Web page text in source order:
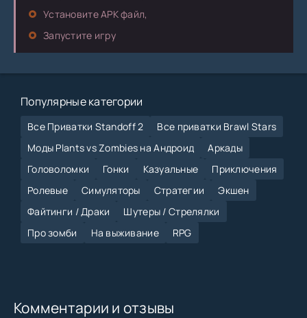
Установите APK файл,
Запустите игру
Популярные категории
Все Приватки Standoff 2
Все приватки Brawl Stars
Моды Plants vs Zombies на Андроид
Аркады
Головоломки
Гонки Казуальные
Приключения
Ролевые
Симуляторы Стратегии
Экшен
Файтинги / Драки
Шутеры / Стрелялки
Про зомби
На выживание RPG
Комментарии и отзывы